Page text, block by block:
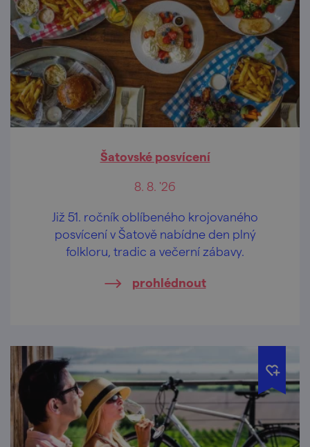
Šatovské posvícení
8. 8. '26
Již 51. ročník oblíbeného krojovaného
posvícení v Šatově nabídne den plný
folkloru, tradic a večerní zábavy.
prohlédnout